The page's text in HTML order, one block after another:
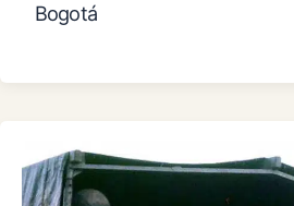
Bogotá